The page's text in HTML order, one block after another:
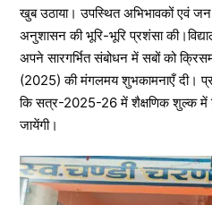
खुब उठाया। उपस्थित अभिभावकों एवं जन
अनुशासन की भूरि-भूरि प्रशंसा
अपने सारगर्भित संबोधन में सबों को
(2025) की मंगलमय शुभकामनाएँ दी।
कि सत्र-2025-26 में शैक्षणिक शुल्क में
जायेंगी।